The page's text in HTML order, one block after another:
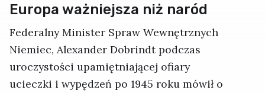
Europa ważniejsza niż naród
Federalny Minister Spraw Wewnętrznych
Niemiec, Alexander Dobrindt podczas
uroczystości upamiętniającej ofiary
ucieczki i wypędzeń po 1945 roku mówił o